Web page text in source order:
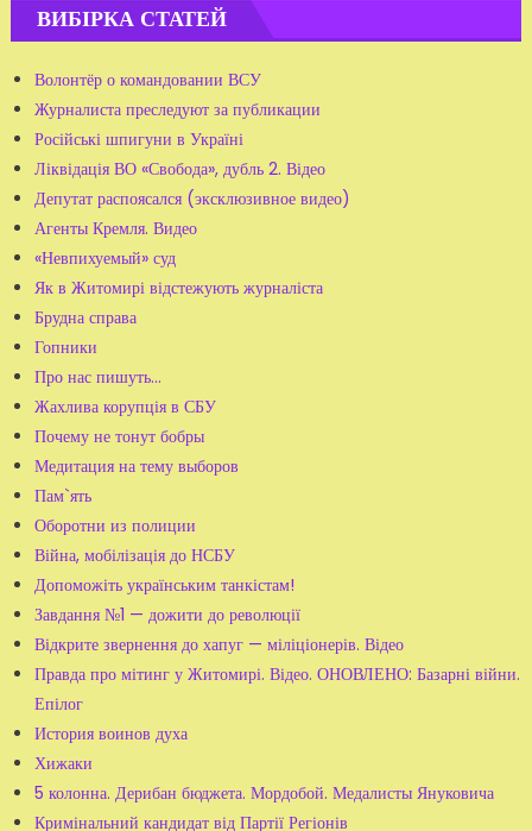
ВИБІРКА СТАТЕЙ
Волонтёр о командовании ВСУ
Журналиста преследуют за публикации
Російські шпигуни в Україні
Ліквідація ВО «Свобода», дубль 2. Відео
Депутат распоясался (эксклюзивное видео)
Агенты Кремля. Видео
«Невпихуемый» суд
Як в Житомирі відстежують журналіста
Брудна справа
Гопники
Про нас пишуть...
Жахлива корупція в СБУ
Почему не тонут бобры
Медитация на тему выборов
Пам`ять
Оборотни из полиции
Війна, мобілізація до НСБУ
Допоможіть українським танкістам!
Завдання №1 — дожити до революції
Відкрите звернення до хапуг — міліціонерів. Відео
Правда про мітинг у Житомирі. Відео. ОНОВЛЕНО: Базарні війни.
Епілог
История воинов духа
Хижаки
5 колонна. Дерибан бюджета. Мордобой. Медалисты Януковича
Кримінальний кандидат від Партії Регіонів